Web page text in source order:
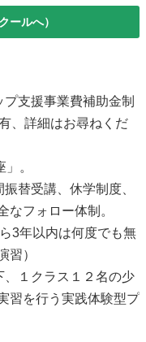
ールへ）
支援事業費補助金制
、詳細はお尋ねくだ
。
替受講、休学制度、
なフォロー体制。
3年以内は何度でも無
習）
１クラス１２名の少
習を行う実践体験型プ